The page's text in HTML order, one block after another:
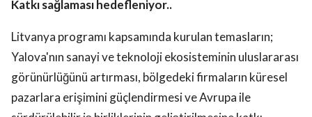
Katkı sağlaması hedefleniyor..
Litvanya programı kapsamında kurulan temasların;
Yalova'nın sanayi ve teknoloji ekosisteminin uluslararası
görünürlüğünü artırması, bölgedeki firmaların küresel
pazarlara erişimini güçlendirmesi ve Avrupa ile